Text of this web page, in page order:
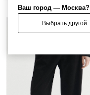
Ваш город — Москва?
Выбрать другой